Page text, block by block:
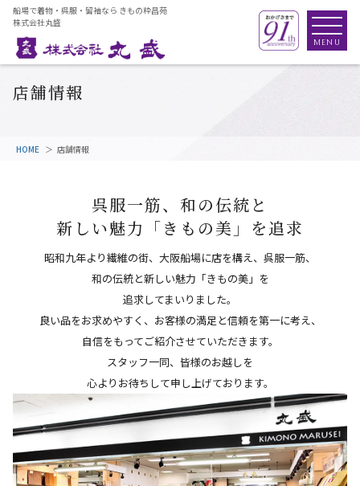
船場で着物・呉服・留袖なら きもの粋昌苑
株式会社丸盛
店舗情報
HOME 店舗情報
呉服一筋、和の伝統と
新しい魅力「きもの美」を追求
昭和九年より繊維の街、大阪船場に店を構え、呉服一筋、
和の伝統と新しい魅力「きもの美」を
追求してまいりました。
良い品をお求めやすく、お客様の満足と信頼を第一に考え、
自信をもってご紹介させていただきます。
スタッフ一同、皆様のお越しを
心よりお待ちして申し上げております。